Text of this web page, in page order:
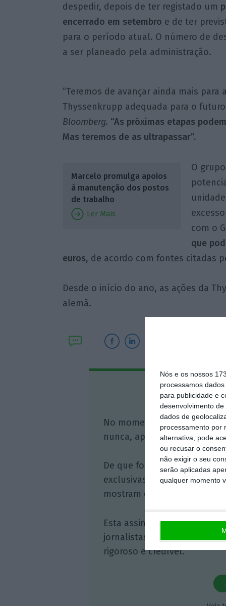
Nós e os nossos
processamos
para publicidade e
desenvolvimento de
dados de
processamento por
alternativa, pode
ou recusar o
não exigir o seu
serão aplicadas
qualquer momento
despedir, depois de ter registado um
encerrado em setembro e de ter
para o período atual. O número de
a ser planeado pela administração.
“Teremos de avançar ainda mais para
Thyssenkrupp adequada para o
Bloomberg. “As próximas etapas
Mas teremos de as ultrapassar”.
Marcelo promulga apoios
à manutenção dos postos
de trabalho
Ler Mais
O
com o
que
euros, de acordo com fontes citadas
Desde o início do ano, as ações da
alemã.
Assine o
No momento em que a
nunca, apoie o jornalismo
De que forma? Assine o
exclusivas, à opinião que
mostram o outro lado da
Esta assinatura é uma
jornalistas. A nossa
rigoroso e credível.